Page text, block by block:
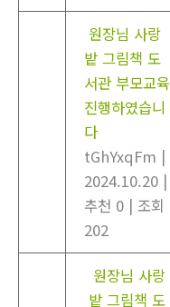
원장님 사랑
밭 그림책 도
서관 부모교육
진행하였습니
다
tGhYxqFm |
2024.10.20 |
추천 0 | 조회
202
원장님 사랑
밭 그림책 도